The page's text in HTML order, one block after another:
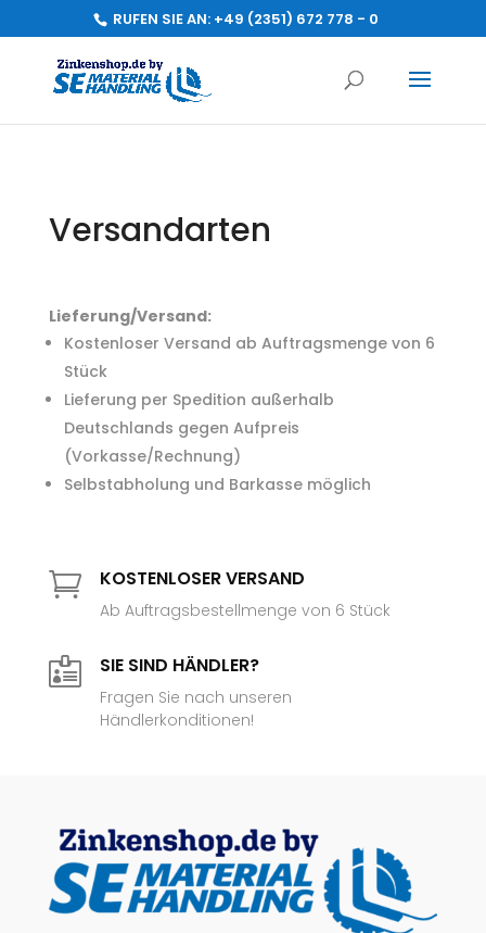
RUFEN SIE AN: +49 (2351) 672 778 - 0
Versandarten
Lieferung/Versand:
Kostenloser Versand ab Auftragsmenge von 6
Stück
Lieferung per Spedition außerhalb
Deutschlands gegen Aufpreis
(Vorkasse/Rechnung)
Selbstabholung und Barkasse möglich
 KOSTENLOSER VERSAND
Ab Auftragsbestellmenge von 6 Stück
 SIE SIND HÄNDLER?
Fragen Sie nach unseren
Händlerkonditionen!